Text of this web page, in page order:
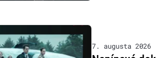
7. augusta 2026